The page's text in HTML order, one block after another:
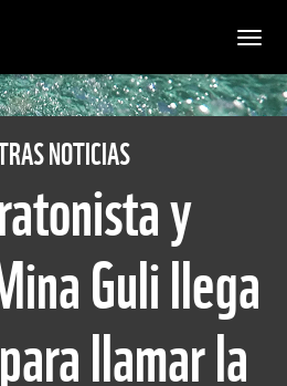
NOTICIAS
y
Guli llega
llamar la